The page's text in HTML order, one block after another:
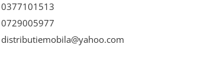
0377101513
0729005977
distributiemobila@yahoo.com